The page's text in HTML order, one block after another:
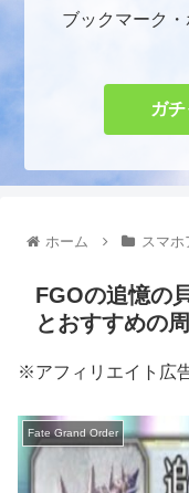
ブックマーク
ガ
ホーム スマホ
FGOの追憶の
とおすすめの
※アフィリエイト広
Fate Grand Order